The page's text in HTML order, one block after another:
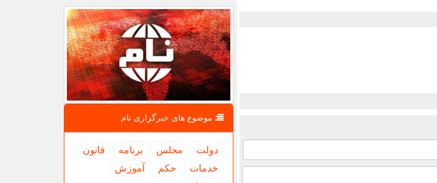
موضوع های خبرگزاری نام
دولت مجلس برنامه
قانون
خدمات
حكم
آموزش